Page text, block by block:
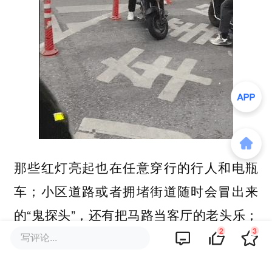
那些红灯亮起也在任意穿行的行人和电瓶
车；小区道路或者拥堵街道随时会冒出来
的“鬼探头”，还有把马路当客厅的老头乐；
以及纯粹把公共道路当自家庭院在上面晒麦
写评论... 2 3